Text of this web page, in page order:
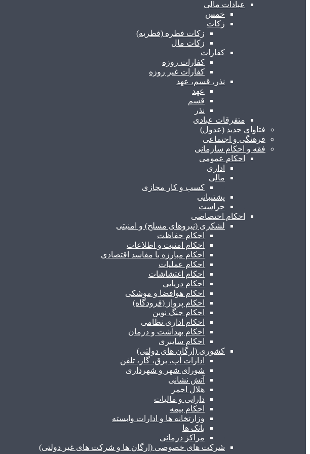
عبادات مالی
خمس
زکات
زکات فطره (فطریه)
زکات مال
کفارات
کفارات روزه
کفارات غیر روزه
نذر، قسم، عهد
عهد
قسم
نذر
متفرقات عبادی
فتاوای جدید (عدول)
فرهنگی و اجتماعی
فقه و احکام سازمانی
احکام عمومی
اداری
مالی
کسب و کار مجازی
پشتیبانی
حراست
احکام اختصاصی
لشکری (نیروهای مسلح) و امنیتی
احکام حفاظت
احکام امنیت و اطلاعات
احکام مبارزه با مفاسد اقتصادی
احکام عملیات
احکام اغتشاشات
احکام دریایی
احکام هوافضا و موشکی
احکام پرواز (فرودگاه)
احکام جنگ نوین
احکام اداری نظامی
احکام بهداشت و درمان
احکام سایبری
کشوری (ارگان های دولتی)
ادارات آب، برق، گاز، تلفن
شورای شهر و شهرداری
آتش نشانی
هلال احمر
دارایی و مالیات
احکام بیمه
وزارتخانه ها و ادارات وابسته
بانک ها
مراکز درمانی
شرکت های خصوصی (ارگان ها و شرکت های غیر دولتی)